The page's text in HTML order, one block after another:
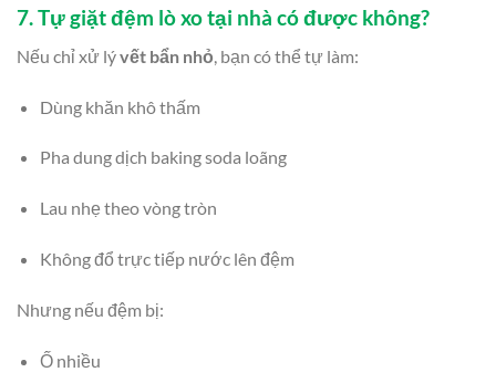
7. Tự giặt đệm lò xo tại nhà có được không?
Nếu chỉ xử lývết bẩn nhỏ , bạn có thể tự làm:
Dùng khăn khô thấm
Pha dung dịch baking soda loãng
Lau nhẹ theo vòng tròn
Không đổ trực tiếp nước lên đệm
Nhưng nếu đệm bị:
Ố nhiều